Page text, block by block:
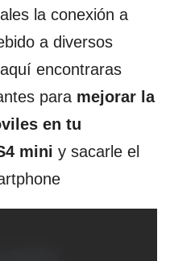
la conexión a
a diversos
encontraras
para mejorar la
en tu
mini y sacarle el